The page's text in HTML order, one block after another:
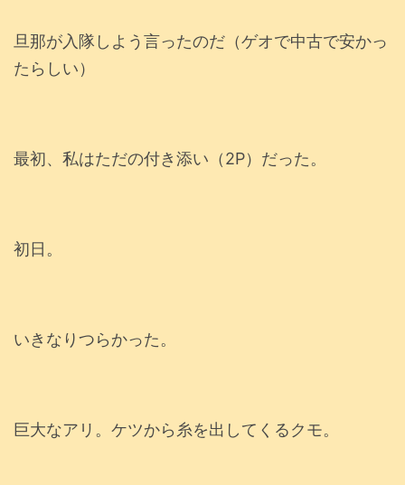
旦那が入隊しよう言ったのだ（ゲオで中古で安かっ
たらしい）
最初、私はただの付き添い（2P）だった。
初日。
いきなりつらかった。
巨大なアリ。ケツから糸を出してくるクモ。